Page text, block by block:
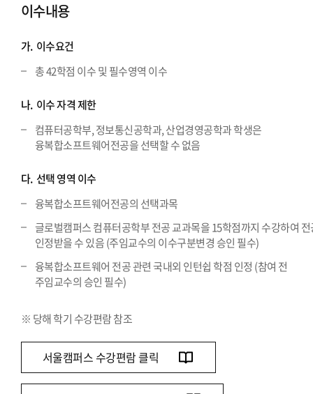
이수내용
가. 이수요건
총 42학점 이수 및 필수영역 이수
나. 이수 자격 제한
컴퓨터공학부, 정보통신공학과, 산업경영공학과 학생은
융복합소프트웨어전공을 선택할 수 없음
다. 선택 영역 이수
융복합소프트웨어전공의 선택과목
글로벌캠퍼스 컴퓨터공학부 전공 교과목을 15학점까지 수강하여
인정받을 수 있음 (주임교수의 이수구분변경 승인 필수)
융복합소프트웨어 전공 관련 국내외 인턴쉽 학점 인정 (참여 전
주임교수의 승인 필수)
※ 당해 학기 수강편람 참조
서울캠퍼스 수강편람 클릭